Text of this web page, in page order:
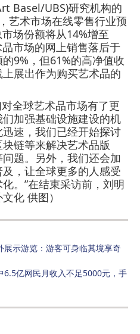
Basel/UBS)研究机构的
艺术市场在线零售行业预
场份额将从14%增至
市场的网上销售落后于
9%，但61%的高净值收
展出作为购买艺术品的
全球艺术品市场有了更
加强基础设施建设的机
速，我们已经开始探讨
链等来解决艺术品版
题。另外，我们还会加
，让全球更多的人感受
。”在结束采访前，刘明
化 供图）
展示游览：游客可身临其境享奇
6.5亿网民月收入不足5000元，手